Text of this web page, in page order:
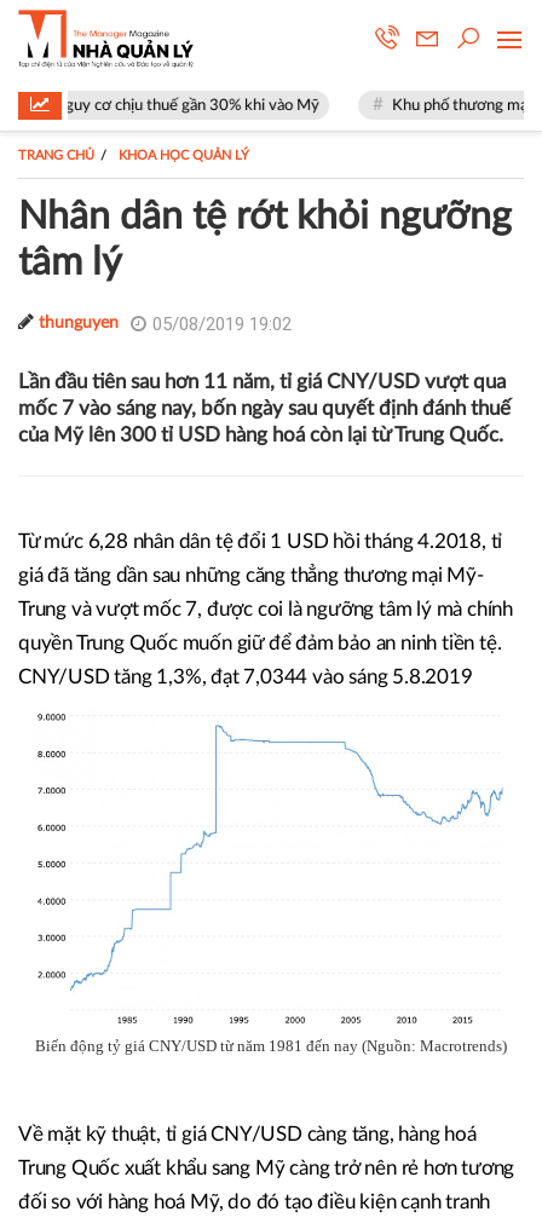
chịu thuế gần 30% khi vào Mỹ Khu phố thương mại SOHO tại
TRANG CHỦ KHOA HỌC QUẢN LÝ
Nhân dân tệ rớt khỏi ngưỡng
tâm lý
thunguyen 05/08/2019 19:02
Lần đầu tiên sau hơn 11 năm, tỉ giá CNY/USD vượt qua
mốc 7 vào sáng nay, bốn ngày sau quyết định đánh thuế
của Mỹ lên 300 tỉ USD hàng hoá còn lại từ Trung Quốc.
Từ mức 6,28 nhân dân tệ đổi 1 USD hồi tháng 4.2018, tỉ
giá đã tăng dần sau những căng thẳng thương mại Mỹ-
Trung và vượt mốc 7, được coi là ngưỡng tâm lý mà chính
quyền Trung Quốc muốn giữ để đảm bảo an ninh tiền tệ.
CNY/USD tăng 1,3%, đạt 7,0344 vào sáng 5.8.2019
Biến động tỷ giá CNY/USD từ năm 1981 đến nay (Nguồn: Macrotrends)
Về mặt kỹ thuật, tỉ giá CNY/USD càng tăng, hàng hoá
Trung Quốc xuất khẩu sang Mỹ càng trở nên rẻ hơn tương
đối so với hàng hoá Mỹ, do đó tạo điều kiện cạnh tranh